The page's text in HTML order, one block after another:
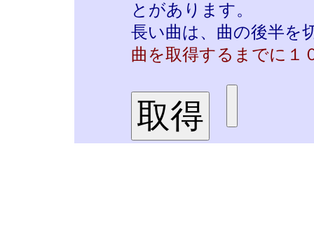
とがあります。
長い曲は、曲の後半を
曲を取得するまでに１